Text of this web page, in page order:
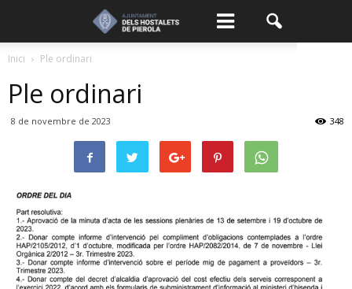
Inici Ple ordinari
Ple ordinari
8 de novembre de 2023 348